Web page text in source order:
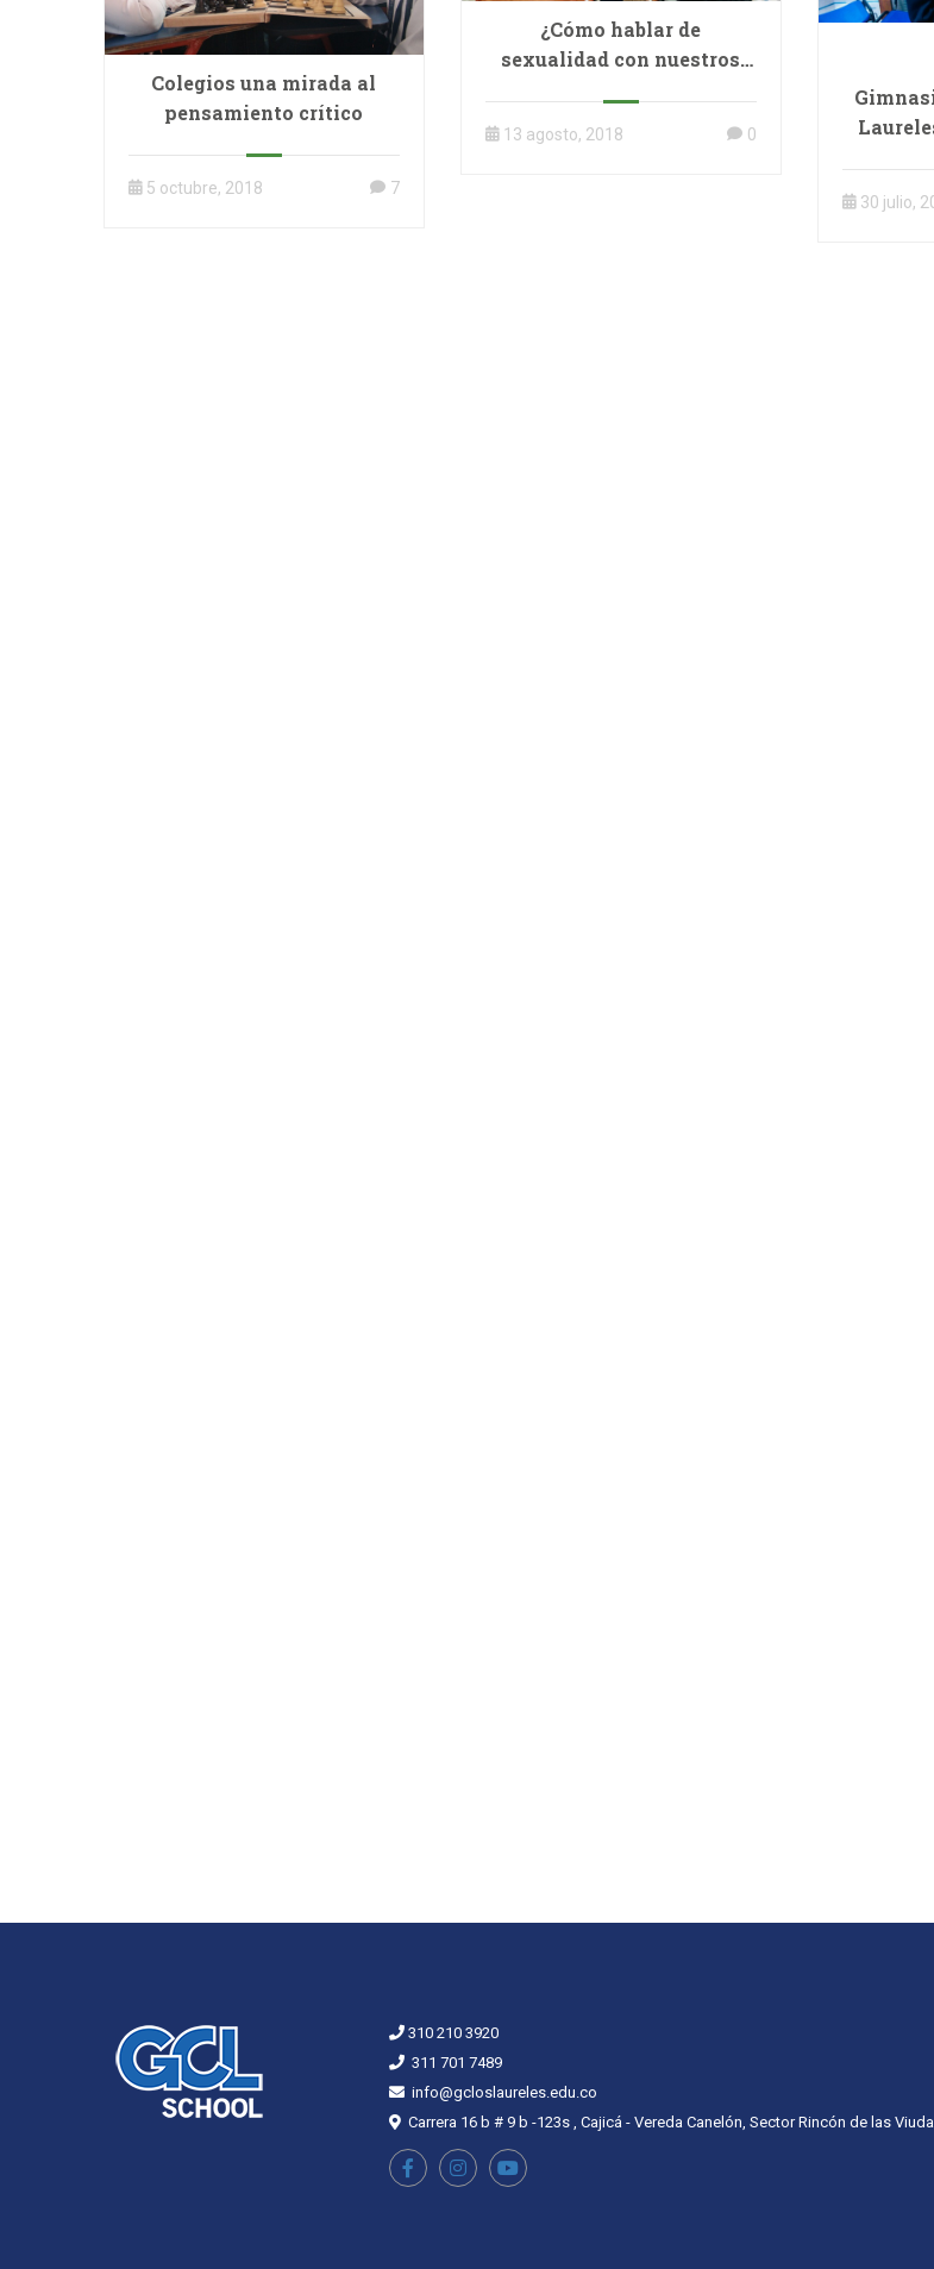
Colegios una mirada al
pensamiento crítico
5 octubre, 2018 7
¿Cómo hablar de
sexualidad con nuestros
13 agosto, 2018 0
30 julio,
310 210 3920
311 701 7489
info@gcloslaureles.edu.co
Carrera 16 b # 9 b -123s , Cajicá - Vereda Canelón, Sector Rincón de las